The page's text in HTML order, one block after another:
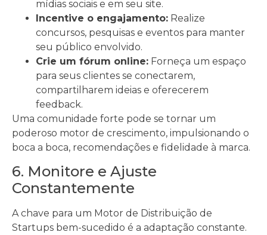
mídias sociais e em seu site.
Incentive o engajamento: Realize
concursos, pesquisas e eventos para manter
seu público envolvido.
Crie um fórum online: Forneça um espaço
para seus clientes se conectarem,
compartilharem ideias e oferecerem
feedback.
Uma comunidade forte pode se tornar um
poderoso motor de crescimento, impulsionando o
boca a boca, recomendações e fidelidade à marca.
6. Monitore e Ajuste
Constantemente
A chave para um Motor de Distribuição de
Startups bem-sucedido é a adaptação constante.